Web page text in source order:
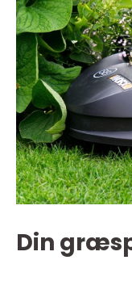
Din